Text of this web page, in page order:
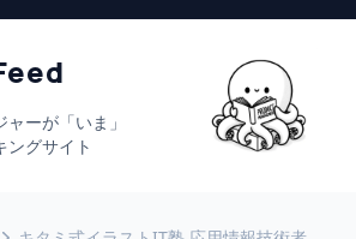
ーが「いま」
ングサイト